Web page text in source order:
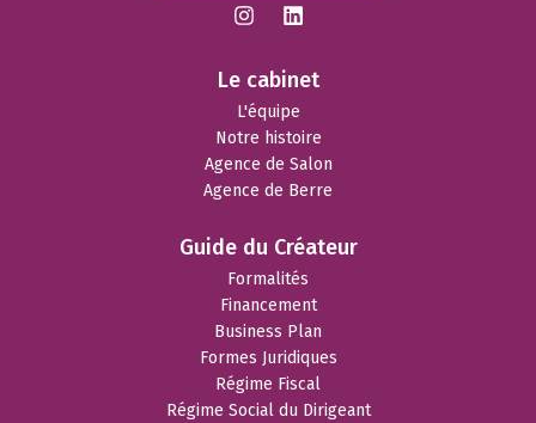
Le cabinet
L'équipe
Notre histoire
Agence de Salon
Agence de Berre
Guide du Créateur
Formalités
Financement
Business Plan
Formes Juridiques
Régime Fiscal
Régime Social du Dirigeant